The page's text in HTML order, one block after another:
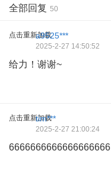
全部回复 50
点击重新加载a9525***
2025-2-27 14:50:52
给力！谢谢~
点击重新加载
tim***
2025-2-27 21:00:24
6666666666666666666